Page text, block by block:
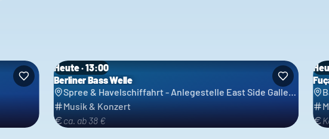
Heute · 13:00
Berliner Bass Welle
Spree & Havelschiffahrt - Anlegestelle East Side Gallery / Ostbahnhof - Reederei Grimm & Lindecke GbR
Musik & Konzert
ca. ab 38 €